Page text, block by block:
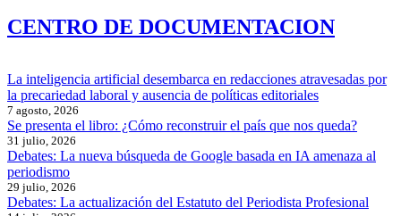
CENTRO DE DOCUMENTACION
La inteligencia artificial desembarca en redacciones atravesadas por
la precariedad laboral y ausencia de políticas editoriales
7 agosto, 2026
Se presenta el libro: ¿Cómo reconstruir el país que nos queda?
31 julio, 2026
Debates: La nueva búsqueda de Google basada en IA amenaza al
periodismo
29 julio, 2026
Debates: La actualización del Estatuto del Periodista Profesional